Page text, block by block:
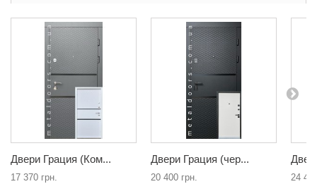
Двери Грация (Ком...
17 370 грн.
Двери Грация (чер...
20 400 грн.
24